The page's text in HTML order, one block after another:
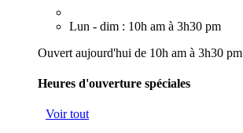
Lun - dim : 10h am à 3h30 pm
Ouvert aujourd'hui de 10h am à 3h30 pm
Heures d'ouverture spéciales
Voir tout